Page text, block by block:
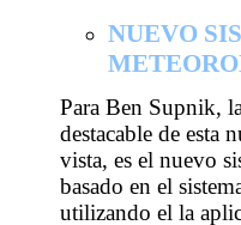
NUEVO
Para Ben Supnik,
destacable de esta
vista, es el nuevo
basado en el
utilizando el la